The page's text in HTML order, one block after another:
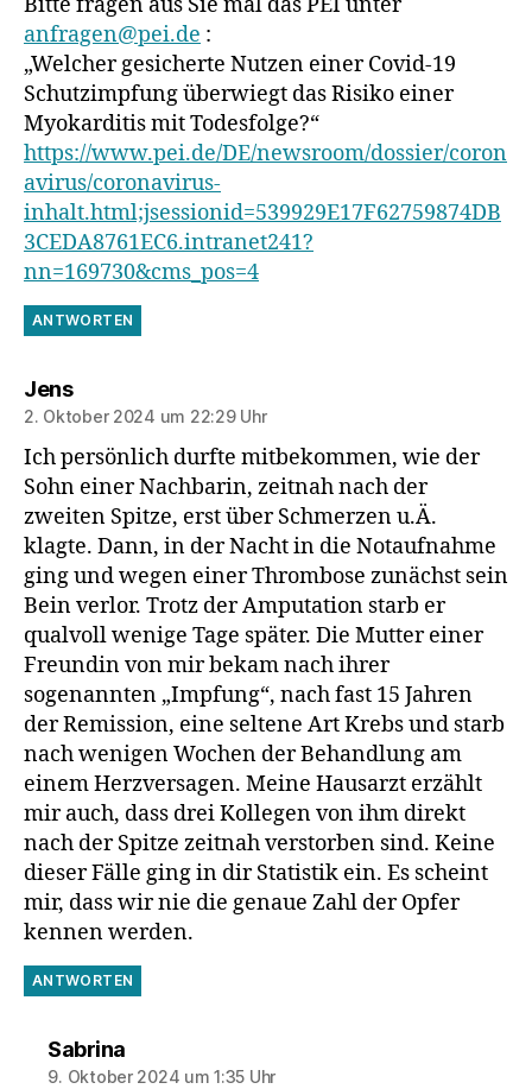
anfragen@pei.de :
„Welcher gesicherte Nutzen einer Covid-19
Schutzimpfung überwiegt das Risiko einer
Myokarditis mit Todesfolge?“
https://www.pei.de/DE/newsroom/dossier/coron
avirus/coronavirus-
inhalt.html;jsessionid=539929E17F62759874DB
3CEDA8761EC6.intranet241?
nn=169730&cms_pos=4
ANTWORTEN
Jenssagt:
2. Oktober 2024 um 22:29 Uhr
Ich persönlich durfte mitbekommen, wie der
Sohn einer Nachbarin, zeitnah nach der
zweiten Spitze, erst über Schmerzen u.Ä.
klagte. Dann, in der Nacht in die Notaufnahme
ging und wegen einer Thrombose zunächst sein
Bein verlor. Trotz der Amputation starb er
qualvoll wenige Tage später. Die Mutter einer
Freundin von mir bekam nach ihrer
sogenannten „Impfung“, nach fast 15 Jahren
der Remission, eine seltene Art Krebs und starb
nach wenigen Wochen der Behandlung am
einem Herzversagen. Meine Hausarzt erzählt
mir auch, dass drei Kollegen von ihm direkt
nach der Spitze zeitnah verstorben sind. Keine
dieser Fälle ging in dir Statistik ein. Es scheint
mir, dass wir nie die genaue Zahl der Opfer
kennen werden.
ANTWORTEN
Sabrinasagt:
9. Oktober 2024 um 1:35 Uhr